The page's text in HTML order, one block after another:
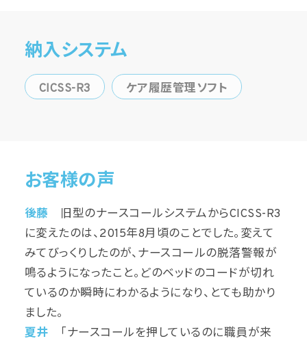
納入システム
CICSS-R3 ケア履歴管理ソフト
お客様の声
後藤 旧型のナースコールシステムからCICSS-R3
に変えたのは、2015年8月頃のことでした。変えて
みてびっくりしたのが、ナースコールの脱落警報が
鳴るようになったこと。どのベッドのコードが切れ
ているのか瞬時にわかるようになり、とても助かり
ました。
夏井 「ナースコールを押しているのに職員が来